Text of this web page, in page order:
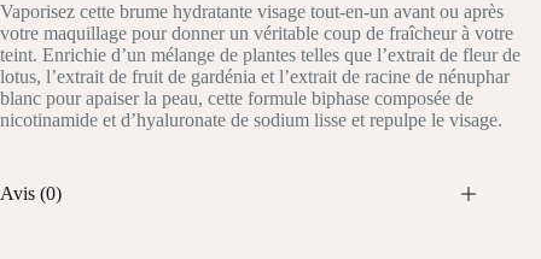
Vaporisez cette brume hydratante visage tout-en-un avant ou après
votre maquillage pour donner un véritable coup de fraîcheur à votre
teint. Enrichie d’un mélange de plantes telles que l’extrait de fleur de
lotus, l’extrait de fruit de gardénia et l’extrait de racine de nénuphar
blanc pour apaiser la peau, cette formule biphase composée de
nicotinamide et d’hyaluronate de sodium lisse et repulpe le visage.
Avis (0)